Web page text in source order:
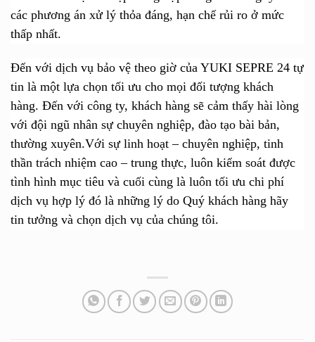
các phương án xử lý thỏa đáng, hạn chế rủi ro ở mức
thấp nhất.
Đến với dịch vụ bảo vệ theo giờ của YUKI SEPRE 24 tự
tin là một lựa chọn tối ưu cho mọi đối tượng khách
hàng. Đến với công ty, khách hàng sẽ cảm thấy hài lòng
với đội ngũ nhân sự chuyên nghiệp, đào tạo bài bản,
thường xuyên.Với sự linh hoạt – chuyên nghiệp, tinh
thần trách nhiệm cao – trung thực, luôn kiểm soát được
tình hình mục tiêu và cuối cùng là luôn tối ưu chi phí
dịch vụ hợp lý đó là những lý do Quý khách hàng hãy
tin tưởng và chọn dịch vụ của chúng tôi.